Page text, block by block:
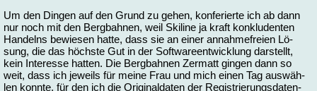
Um den Din­gen auf den Grund zu ge­hen, kon­fe­rier­te ich ab dann
nur noch mit den Berg­bah­nen, weil Ski­line ja kraft kon­klu­den­ten
Han­delns be­wie­sen hat­te, dass sie an ei­ner an­nah­me­frei­en Lö­
sung, die das höchs­te Gut in der Soft­wa­re­ent­wick­lung dar­stellt,
kein In­ter­es­se hat­ten. Die Berg­bah­nen Zer­matt gin­gen dann so
weit, dass ich je­weils für mei­ne Frau und mich ei­nen Tag aus­wäh­
len konn­te, für den ich die Ori­gi­nal­da­ten der Re­gis­trie­rungs­da­ten­